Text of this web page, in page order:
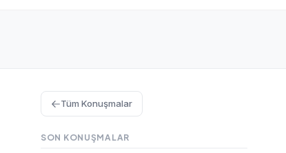
Tüm Konuşmalar
SON KONUŞMALAR